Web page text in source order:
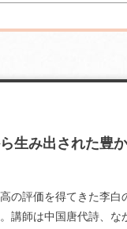
生み出された豊
の評価を得てきた李白
講師は中国唐代詩、